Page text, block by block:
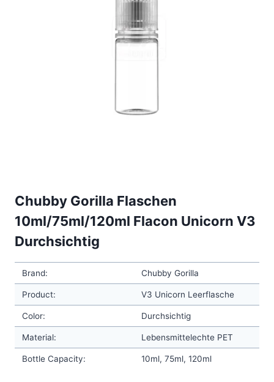
Chubby Gorilla Flaschen
10ml/75ml/120ml Flacon Unicorn V3
Durchsichtig
Brand: Chubby Gorilla
Product: V3 Unicorn Leerflasche
Color: Durchsichtig
Material: Lebensmittelechte PET
Bottle Capacity: 10ml, 75ml, 120ml